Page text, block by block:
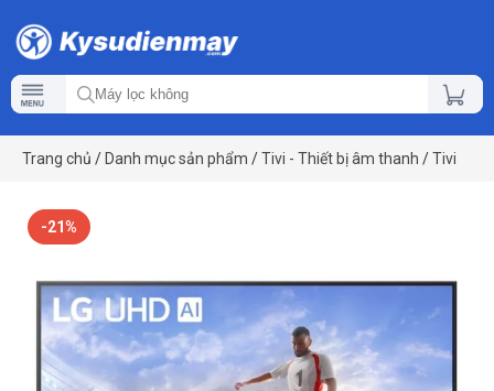
Trang chủ / Danh mục sản phẩm /Tivi - Thiết bị âm thanh /Tivi
-21%